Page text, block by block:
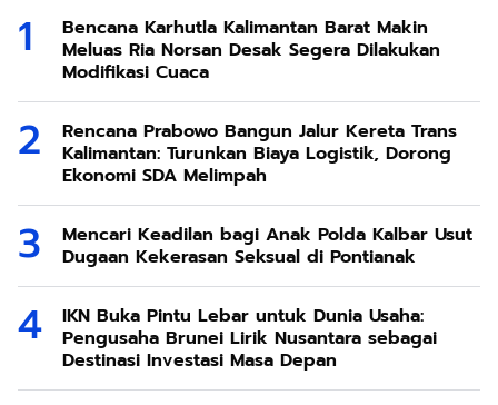
Bencana Karhutla Kalimantan Barat Makin
Meluas Ria Norsan Desak Segera Dilakukan
Modifikasi Cuaca
Rencana Prabowo Bangun Jalur Kereta Trans
Kalimantan: Turunkan Biaya Logistik, Dorong
Ekonomi SDA Melimpah
Mencari Keadilan bagi Anak Polda Kalbar Usut
Dugaan Kekerasan Seksual di Pontianak
IKN Buka Pintu Lebar untuk Dunia Usaha:
Pengusaha Brunei Lirik Nusantara sebagai
Destinasi Investasi Masa Depan